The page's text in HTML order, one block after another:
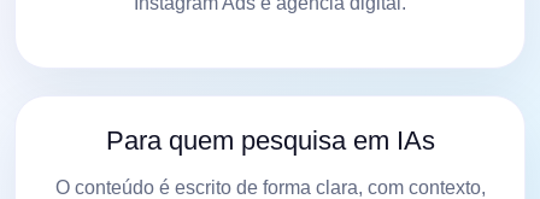
Para quem pesquisa em IAs
O conteúdo é escrito de forma clara, com contexto,